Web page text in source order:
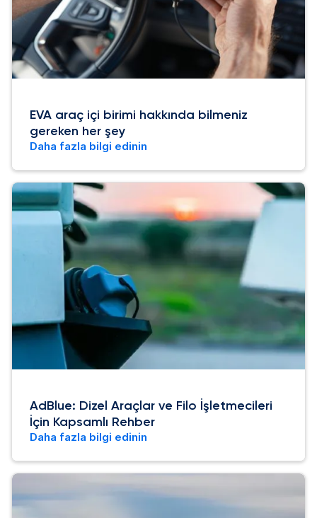
EVA araç içi birimi hakkında bilmeniz
gereken her şey
Daha fazla bilgi edinin
AdBlue: Dizel Araçlar ve Filo İşletmecileri
İçin Kapsamlı Rehber
Daha fazla bilgi edinin